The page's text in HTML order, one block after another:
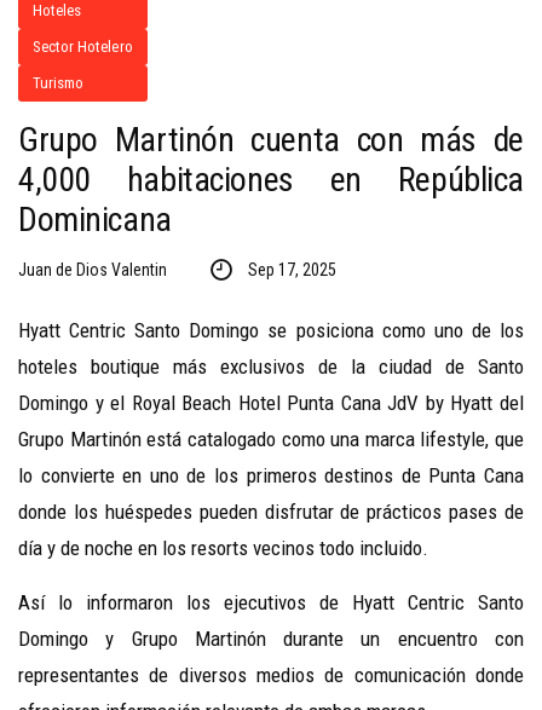
Hoteles
Sector Hotelero
Turismo
Grupo Martinón cuenta con más de
4,000 habitaciones en República
Dominicana
Juan de Dios Valentin Sep 17, 2025
Hyatt Centric Santo Domingo se posiciona como uno de los
hoteles boutique más exclusivos de la ciudad de Santo
Domingo y el Royal Beach Hotel Punta Cana JdV by Hyatt del
Grupo Martinón está catalogado como una marca lifestyle, que
lo convierte en uno de los primeros destinos de Punta Cana
donde los huéspedes pueden disfrutar de prácticos pases de
día y de noche en los resorts vecinos todo incluido.
Así lo informaron los ejecutivos de Hyatt Centric Santo
Domingo y Grupo Martinón durante un encuentro con
representantes de diversos medios de comunicación donde